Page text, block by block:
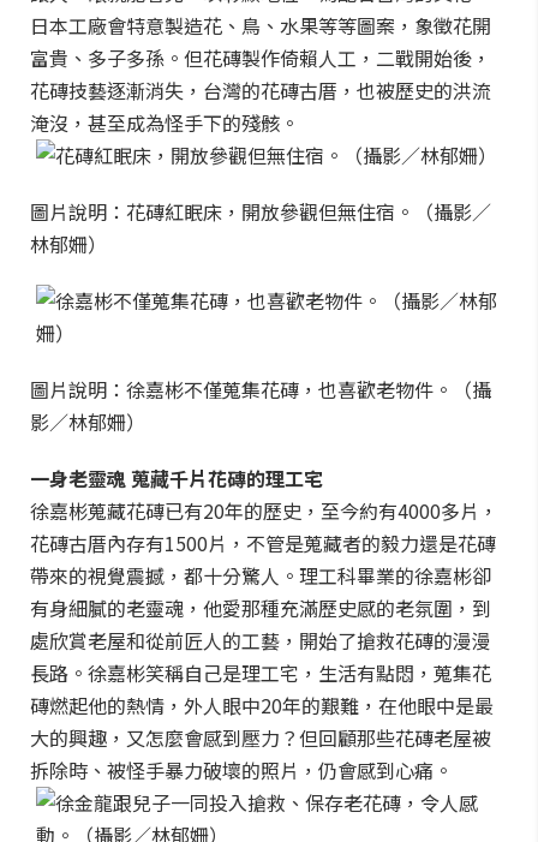
日本工廠會特意製造花、鳥、水果等等圖案，象徵花開
富貴、多子多孫。但花磚製作倚賴人工，二戰開始後，
花磚技藝逐漸消失，台灣的花磚古厝，也被歷史的洪流
淹沒，甚至成為怪手下的殘骸。
圖片說明：花磚紅眠床，開放參觀但無住宿。（攝影／
林郁姍）
圖片說明：徐嘉彬不僅蒐集花磚，也喜歡老物件。（攝
影／林郁姍）
一身老靈魂 蒐藏千片花磚的理工宅
徐嘉彬蒐藏花磚已有20年的歷史，至今約有4000多片，
花磚古厝內存有1500片，不管是蒐藏者的毅力還是花磚
帶來的視覺震撼，都十分驚人。理工科畢業的徐嘉彬卻
有身細膩的老靈魂，他愛那種充滿歷史感的老氛圍，到
處欣賞老屋和從前匠人的工藝，開始了搶救花磚的漫漫
長路。徐嘉彬笑稱自己是理工宅，生活有點悶，蒐集花
磚燃起他的熱情，外人眼中20年的艱難，在他眼中是最
大的興趣，又怎麼會感到壓力？但回顧那些花磚老屋被
拆除時、被怪手暴力破壞的照片，仍會感到心痛。